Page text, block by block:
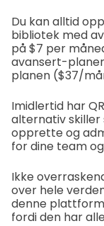
Du kan alltid
bibliotek med
på $7 per
avansert-
planen ($37/
Imidlertid har
alternativ skiller
opprette og
for dine team
Ikke
over hele
denne
fordi den har